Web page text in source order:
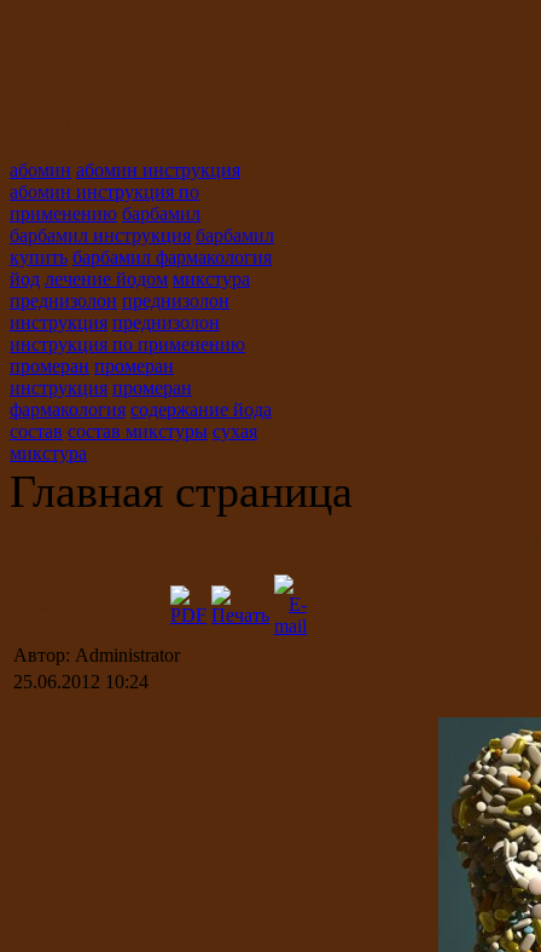
абомин абомин инструкция
абомин инструкция по
применению барбамил
барбамил инструкция барбамил
купить барбамил фармакология
йод лечение йодом микстура
преднизолон преднизолон
инструкция преднизолон
инструкция по применению
промеран промеран
инструкция промеран
фармакология содержание йода
состав состав микстуры сухая
микстура
Главная страница
Автор: Administrator
25.06.2012 10:24